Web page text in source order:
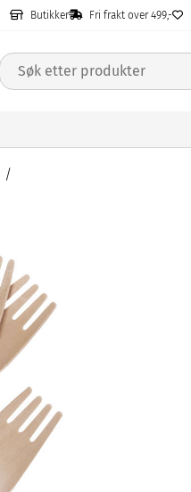
Butikker Fri frakt over 499,-